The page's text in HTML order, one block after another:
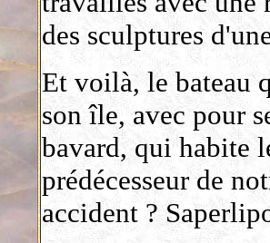
des sculptures
Et voilà, le bateau
son île, avec pour
bavard, qui habite
prédécesseur de
accident ?